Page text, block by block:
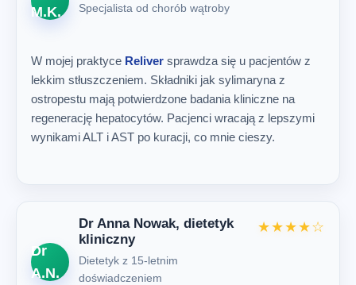
M.K.
Specjalista od chorób wątroby
W mojej praktyce Reliver sprawdza się u pacjentów z
lekkim stłuszczeniem. Składniki jak sylimaryna z
ostropestu mają potwierdzone badania kliniczne na
regenerację hepatocytów. Pacjenci wracają z lepszymi
wynikami ALT i AST po kuracji, co mnie cieszy.
Dr
A.N.
Dr Anna Nowak, dietetyk
kliniczny
Dietetyk z 15-letnim
doświadczeniem
★★★★☆